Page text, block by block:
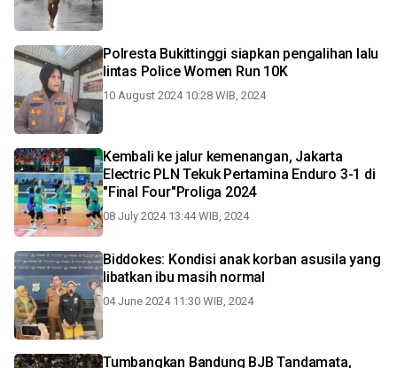
Polresta Bukittinggi siapkan pengalihan lalu
lintas Police Women Run 10K
10 August 2024 10:28 WIB, 2024
Kembali ke jalur kemenangan, Jakarta
Electric PLN Tekuk Pertamina Enduro 3-1 di
"Final Four"Proliga 2024
08 July 2024 13:44 WIB, 2024
Biddokes: Kondisi anak korban asusila yang
libatkan ibu masih normal
04 June 2024 11:30 WIB, 2024
Tumbangkan Bandung BJB Tandamata,